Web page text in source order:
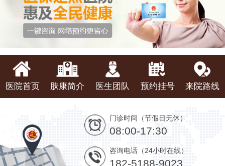
医院首页 肤康简介 医生团队 预约挂号 来院路线
门诊时间（节假日无休）
08:00-17:30
咨询电话（24小时在线）
182-5188-9023